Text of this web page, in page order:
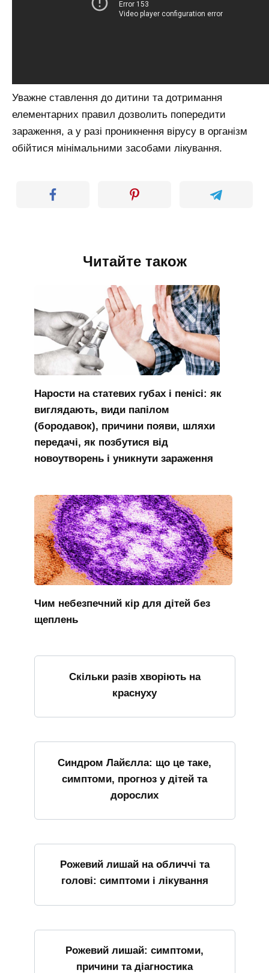
Уважне ставлення до дитини та дотримання
елементарних правил дозволить попередити
зараження, а у разі проникнення вірусу в організм
обійтися мінімальними засобами лікування.
Читайте також
Нарости на статевих губах і пенісі: як
виглядають, види папілом
(бородавок), причини появи, шляхи
передачі, як позбутися від
новоутворень і уникнути зараження
Чим небезпечний кір для дітей без
щеплень
Скільки разів хворіють на
краснуху
Синдром Лайєлла: що це таке,
симптоми, прогноз у дітей та
дорослих
Рожевий лишай на обличчі та
голові: симптоми і лікування
Рожевий лишай: симптоми,
причини та діагностика